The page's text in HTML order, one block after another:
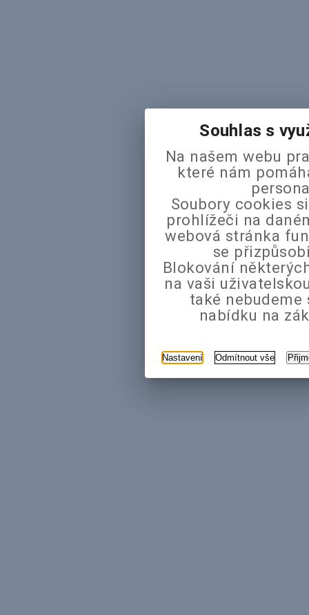
Souhlas s
Na našem webu
které nám
Soubory cookies
prohlížeči na
webová stránka
se
Blokování
na vaši
také
nabídku na
Nastavení Odmítnout vše